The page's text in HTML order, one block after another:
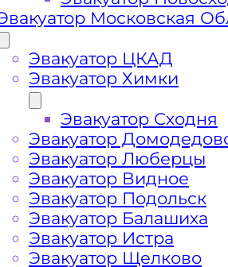
+7 985 222 99 01
для
Московская
Эвакуатор ЦКАД
Эвакуатор Химки
Эвакуатор Сходня
Эвакуатор
Эвакуатор Люберцы
Эвакуатор Видное
Эвакуатор Подольск
Эвакуатор Балашиха
Эвакуатор Истра
Эвакуатор Щелково